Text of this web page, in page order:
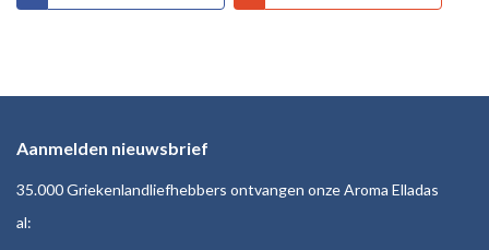
Aanmelden nieuwsbrief
35.000 Griekenlandliefhebbers ontvangen onze Aroma Elladas
al: